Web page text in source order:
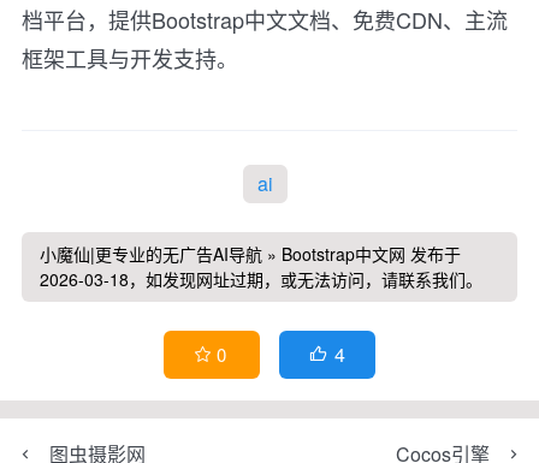
档平台，提供Bootstrap中文文档、免费CDN、主流
框架工具与开发支持。
ai
小魔仙|更专业的无广告AI导航 » Bootstrap中文网 发布于
2026-03-18，如发现网址过期，或无法访问，请联系我们。
 0  4
图虫摄影网 Cocos引擎